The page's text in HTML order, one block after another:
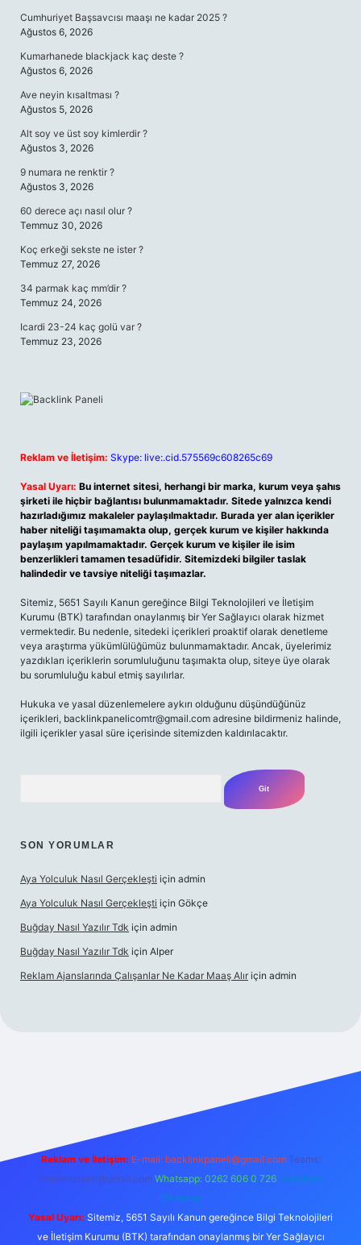
Cumhuriyet Başsavcısı maaşı ne kadar 2025 ?
Ağustos 6, 2026
Kumarhanede blackjack kaç deste ?
Ağustos 6, 2026
Ave neyin kısaltması ?
Ağustos 5, 2026
Alt soy ve üst soy kimlerdir ?
Ağustos 3, 2026
9 numara ne renktir ?
Ağustos 3, 2026
60 derece açı nasıl olur ?
Temmuz 30, 2026
Koç erkeği sekste ne ister ?
Temmuz 27, 2026
34 parmak kaç mm’dir ?
Temmuz 24, 2026
Icardi 23-24 kaç golü var ?
Temmuz 23, 2026
Reklam ve İletişim: Skype: live:.cid.575569c608265c69
Yasal Uyarı: Bu internet sitesi, herhangi bir marka, kurum veya şahıs
şirketi ile hiçbir bağlantısı bulunmamaktadır. Sitede yalnızca kendi
hazırladığımız makaleler paylaşılmaktadır. Burada yer alan içerikler
haber niteliği taşımamakta olup, gerçek kurum ve kişiler hakkında
paylaşım yapılmamaktadır. Gerçek kurum ve kişiler ile isim
benzerlikleri tamamen tesadüfidir. Sitemizdeki bilgiler taslak
halindedir ve tavsiye niteliği taşımazlar.
Sitemiz, 5651 Sayılı Kanun gereğince Bilgi Teknolojileri ve İletişim
Kurumu (BTK) tarafından onaylanmış bir Yer Sağlayıcı olarak hizmet
vermektedir. Bu nedenle, sitedeki içerikleri proaktif olarak denetleme
veya araştırma yükümlülüğümüz bulunmamaktadır. Ancak, üyelerimiz
yazdıkları içeriklerin sorumluluğunu taşımakta olup, siteye üye olarak
bu sorumluluğu kabul etmiş sayılırlar.
Hukuka ve yasal düzenlemelere aykırı olduğunu düşündüğünüz
içerikleri, backlinkpanelicomtr@gmail.com adresine bildirmeniz halinde,
ilgili içerikler yasal süre içerisinde sitemizden kaldırılacaktır.
SON YORUMLAR
Aya Yolculuk Nasıl Gerçekleşti için admin
Aya Yolculuk Nasıl Gerçekleşti için Gökçe
Buğday Nasıl Yazılır Tdk için admin
Buğday Nasıl Yazılır Tdk için Alper
Reklam Ajanslarında Çalışanlar Ne Kadar Maaş Alır için admin
Reklam ve İletişim: E-mail: backlinkpaneli@gmail.com Teams:
forumhizmeti@gmail.com Whatsapp: 0262 606 0 726 Telegram:
@karabul
Yasal Uyarı: Sitemiz, 5651 Sayılı Kanun gereğince Bilgi Teknolojileri
ve İletişim Kurumu (BTK) tarafından onaylanmış bir Yer Sağlayıcı